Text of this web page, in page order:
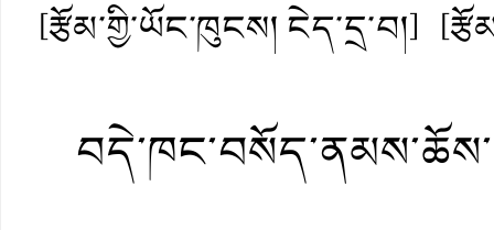
[རྩོམ་གྱི་ཡོང་ཁུངས། ངེད་དྲ་བ།]